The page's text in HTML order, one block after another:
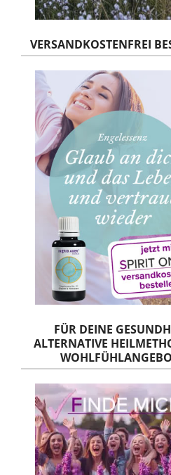
VERSANDKOSTENFREI
FÜR DEINE
ALTERNATIVE